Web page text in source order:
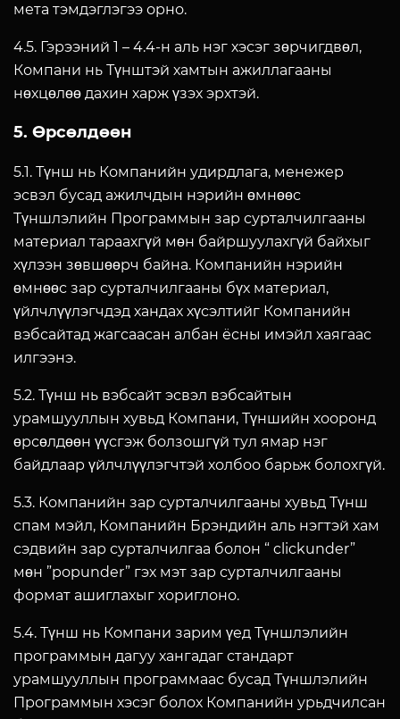
мета тэмдэглэгээ орно.
4.5. Гэрээний 1 – 4.4-н аль нэг хэсэг зөрчигдвөл,
Компани нь Түнштэй хамтын ажиллагааны
нөхцөлөө дахин харж үзэх эрхтэй.
5. Өрсөлдөөн
5.1. Түнш нь Компанийн удирдлага, менежер
эсвэл бусад ажилчдын нэрийн өмнөөс
Түншлэлийн Программын зар сурталчилгааны
материал тараахгүй мөн байршуулахгүй байхыг
хүлээн зөвшөөрч байна. Компанийн нэрийн
өмнөөс зар сурталчилгааны бүх материал,
үйлчлүүлэгчдэд хандах хүсэлтийг Компанийн
вэбсайтад жагсаасан албан ёсны имэйл хаягаас
илгээнэ.
5.2. Түнш нь вэбсайт эсвэл вэбсайтын
урамшууллын хувьд Компани, Түншийн хооронд
өрсөлдөөн үүсгэж болзошгүй тул ямар нэг
байдлаар үйлчлүүлэгчтэй холбоо барьж болохгүй.
5.3. Компанийн зар сурталчилгааны хувьд Түнш
спам мэйл, Компанийн Брэндийн аль нэгтэй хам
сэдвийн зар сурталчилгаа болон “ clickunder”
мөн ”popunder” гэх мэт зар сурталчилгааны
формат ашиглахыг хориглоно.
5.4. Түнш нь Компани зарим үед Түншлэлийн
программын дагуу хангадаг стандарт
урамшууллын программаас бусад Түншлэлийн
Программын хэсэг болох Компанийн урьдчилсан